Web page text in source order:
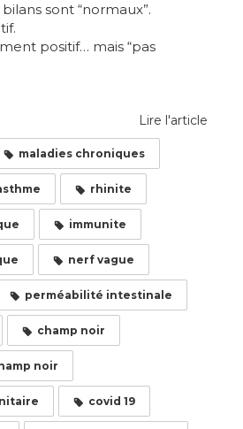
sont “normaux”.
positif… mais “pas
Lire l'article
maladies chroniques
rhinite
immunite
nerf vague
perméabilité intestinale
champ noir
noir
covid 19